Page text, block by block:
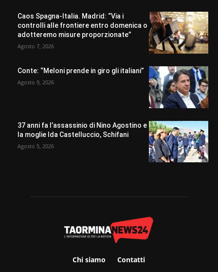
Caos Spagna-Italia. Madrid: “Via i
controlli alle frontiere entro domenica o
adotteremo misure proporzionate”
Agosto 7, 2026
Conte: “Meloni prende in giro gli italiani”
Agosto 9, 2026
37 anni fa l’assassinio di Nino Agostino e
la moglie Ida Castelluccio, Schifani
Agosto 5, 2026
Chi siamo Contatti